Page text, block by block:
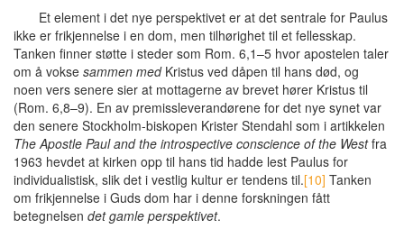
Et element i det nye perspektivet er at det sentrale for Paulus
ikke er frikjennelse i en dom, men tilhørighet til et fellesskap.
Tanken finner støtte i steder som Rom. 6,1–5 hvor apostelen taler
om å vokse sammen medKristus ved dåpen til hans død, og
noen vers senere sier at mottagerne av brevet hører Kristus til
(Rom. 6,8–9). En av premissleverandørene for det nye synet var
den senere Stockholm-biskopen Krister Stendahl som i artikkelen
The Apostle Paul and the introspective conscience of the Westfra
1963 hevdet at kirken opp til hans tid hadde lest Paulus for
individualistisk, slik det i vestlig kultur er tendens til.[10] Tanken
om frikjennelse i Guds dom har i denne forskningen fått
betegnelsen det gamle perspektivet.